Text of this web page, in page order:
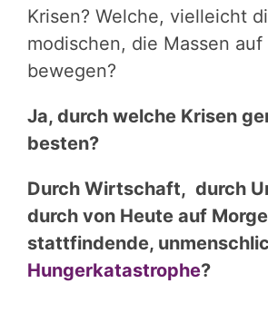
Krisen? Welche, vielleicht
modischen, die Massen
bewegen?
Ja, durch welche Krisen
besten?
Durch Wirtschaft, durch
durch von Heute auf
stattfindende,
Hungerkatastrophe?